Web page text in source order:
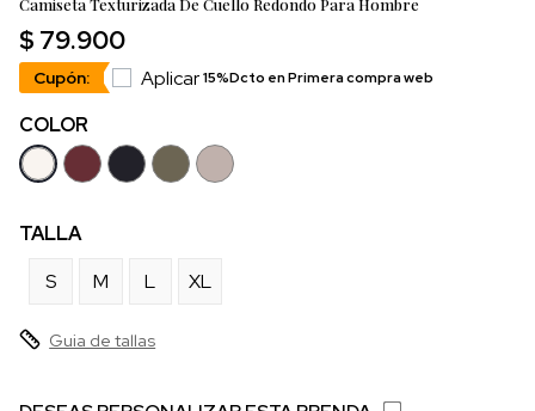
Camiseta Texturizada De Cuello Redondo Para Hombre
$ 79.900
Cupón: Aplicar15%Dcto en Primera compra web
COLOR
TALLA
S
M L XL
Guia de tallas